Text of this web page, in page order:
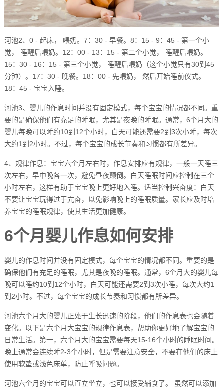
河池2、0 - 起床， 喂奶。7：30 - 早餐。8：15 - 9：45 - 第一个小
觉， 睡醒后喂奶。12：00 - 13：15 - 第二个小觉， 睡醒后喂奶。
15：30 - 16：15 - 第三个小觉， 睡醒后喂奶（这个小觉只有30到45
分钟）。17：30 - 晚餐。18：00 - 先喂奶， 然后开始睡前仪式。
18：45 - 宝宝入睡。
河池3、婴儿的作息时间并没有固定模式，每个宝宝的情况都不同。重
要的是确保他们有充足的睡眠，尤其是夜晚的睡眠。通常，6个月大的
婴儿每晚可以睡约10到12个小时，白天可能还需要2到3次小睡，每次
大约1到2小时。不过，每个宝宝的成长节奏和习惯都有所差异。
4、规律作息：宝宝六个月左右时，作息安排应有规律，一般一天睡三
次左右，早中晚各一次，避免昼夜颠倒。白天睡眠时间应控制在三个
小时左右，这样有助于宝宝晚上更好地入睡。适当控制兴奋度：白天
不要让宝宝玩得过于亢奋，以免影响晚上的睡眠质量。家长应及时培
养宝宝的睡眠规律，使其生活更加健康。
6个月婴儿作息如何安排
婴儿的作息时间并没有固定模式，每个宝宝的情况都不同。重要的是
确保他们有充足的睡眠，尤其是夜晚的睡眠。通常，6个月大的婴儿每
晚可以睡约10到12个小时，白天可能还需要2到3次小睡，每次大约1
到2小时。不过，每个宝宝的成长节奏和习惯都有所差异。
河池六个月大的婴儿正处于生长迅速的阶段，他们的作息表也会随着
变化。以下是六个月大宝宝的规律作息表，帮助你更好地了解宝宝的
日常生活。第一，六个月大的宝宝需要每天15-16个小时的睡眠时间。
晚上通常会连续睡2-3个小时，但是需要注意安全，不要在他们的床上
使用软垫或浅色床单，防止呼吸问题。
河池六个月的宝宝可以直立坐立，也可以接受辅食了。 虽然可以添加